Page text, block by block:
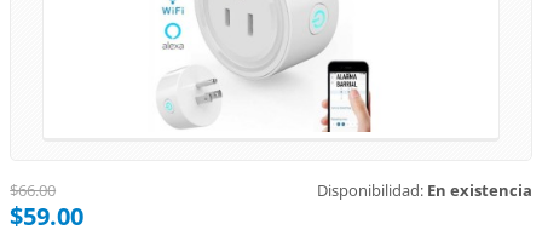
Disponibilidad: En existencia
$66.00
$59.00